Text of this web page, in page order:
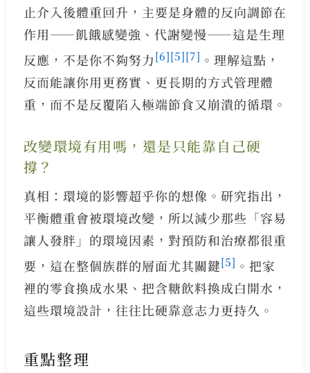
止介入後體重回升，主要是身體的反向調節在
作用——飢餓感變強、代謝變慢——這是生理
反應，不是你不夠努力[6][5][7] 。理解這點，
反而能讓你用更務實、更長期的方式管理體
重，而不是反覆陷入極端節食又崩潰的循環。
改變環境有用嗎，還是只能靠自己硬
撐？
真相：環境的影響超乎你的想像。研究指出，
平衡體重會被環境改變，所以減少那些「容易
讓人發胖」的環境因素，對預防和治療都很重
要，這在整個族群的層面尤其關鍵[5] 。把家
裡的零食換成水果、把含糖飲料換成白開水，
這些環境設計，往往比硬靠意志力更持久。
重點整理